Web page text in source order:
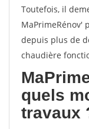
Toutefois, il
MaPrimeRénov'
depuis plus de
chaudière
quels
travaux